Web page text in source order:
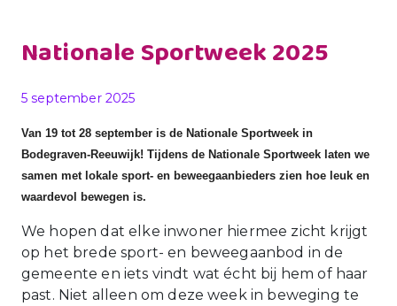
Nationale Sportweek 2025
Gepubliceerd op
5 september 2025
Van 19 tot 28 september is de Nationale Sportweek in
Bodegraven-Reeuwijk! Tijdens de Nationale Sportweek laten we
samen met lokale sport- en beweegaanbieders zien hoe leuk en
waardevol bewegen is.
We hopen dat elke inwoner hiermee zicht krijgt
op het brede sport- en beweegaanbod in de
gemeente en iets vindt wat écht bij hem of haar
past. Niet alleen om deze week in beweging te